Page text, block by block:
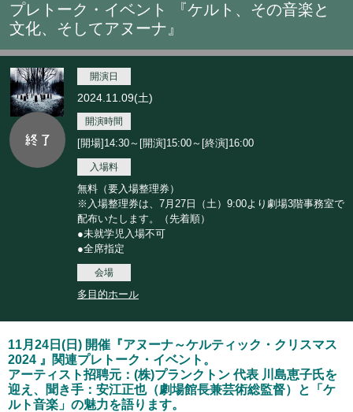
プレトーク・イベント 『ケルト、その音楽と
文化、そしてアヌーナ』
開演日
2024.11.09(土)
開演時間
[開場]14:30～[開演]15:00～[終演]16:00
入場料
無料（要入場整理券）
※入場整理券は、7月27日（土）9:00より劇場3階事務室で
配布いたします。（先着順）
●未就学児入場不可
●全席指定
会場
多目的ホール
11月24日(日) 開催『アヌーナ～ケルティック・クリスマス
2024 』関連プレトーク・イベント。
アーティスト招聘元：(株)プランクトン 代表 川島恵子氏を
迎え、聞き手：安江正也（劇場館長兼芸術総監督）と「ケ
ルト音楽」の魅力を語ります。